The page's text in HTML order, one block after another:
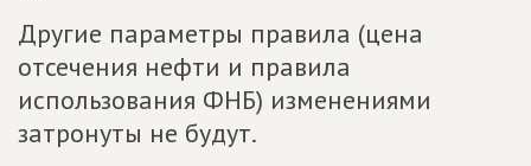
Другие параметры правила (цена
отсечения нефти и правила
использования ФНБ) изменениями
затронуты не будут.